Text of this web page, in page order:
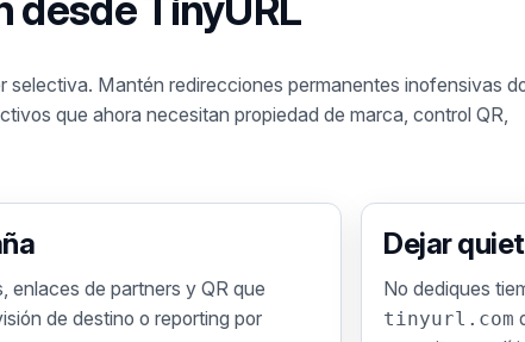
selectiva. Mantén redirecciones permanentes inofensivas
que ahora necesitan propiedad de marca, control QR,
enlaces de partners y QR que
de destino o reporting por
Dejar
No dediques
tinyurl.com